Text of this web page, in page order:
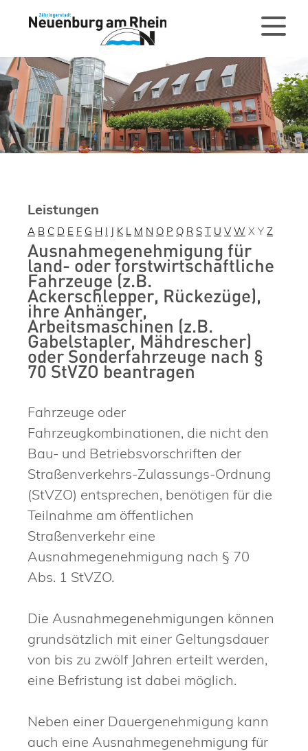
Leistungen
A B C D E F G H I J K L M N O P Q R S T U V W X Y Z
Ausnahmegenehmigung für
land- oder forstwirtschaftliche
Fahrzeuge (z.B.
Ackerschlepper, Rückezüge),
ihre Anhänger,
Arbeitsmaschinen (z.B.
Gabelstapler, Mähdrescher)
oder Sonderfahrzeuge nach §
70 StVZO beantragen
Fahrzeuge oder
Fahrzeugkombinationen, die nicht den
Bau- und Betriebsvorschriften der
Straßenverkehrs-Zulassungs-Ordnung
(StVZO) entsprechen, benötigen für die
Teilnahme am öffentlichen
Straßenverkehr eine
Ausnahmegenehmigung nach § 70
Abs. 1 StVZO.
Die Ausnahmegenehmigungen können
grundsätzlich mit einer Geltungsdauer
von bis zu zwölf Jahren erteilt werden,
eine Befristung ist dabei möglich.
Neben einer Dauergenehmigung kann
auch eine Ausnahmegenehmigung für